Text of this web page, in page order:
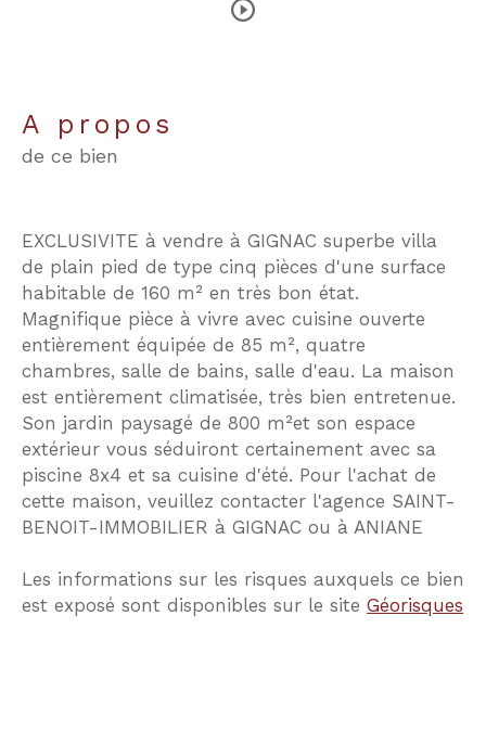
a propos
de ce bien
EXCLUSIVITE à vendre à GIGNAC superbe villa
de plain pied de type cinq pièces d'une surface
habitable de 160 m² en très bon état.
Magnifique pièce à vivre avec cuisine ouverte
entièrement équipée de 85 m², quatre
chambres, salle de bains, salle d'eau. La maison
est entièrement climatisée, très bien entretenue.
Son jardin paysagé de 800 m²et son espace
extérieur vous séduiront certainement avec sa
piscine 8x4 et sa cuisine d'été. Pour l'achat de
cette maison, veuillez contacter l'agence SAINT-
BENOIT-IMMOBILIER à GIGNAC ou à ANIANE
Les informations sur les risques auxquels ce bien
est exposé sont disponibles sur le site Géorisques